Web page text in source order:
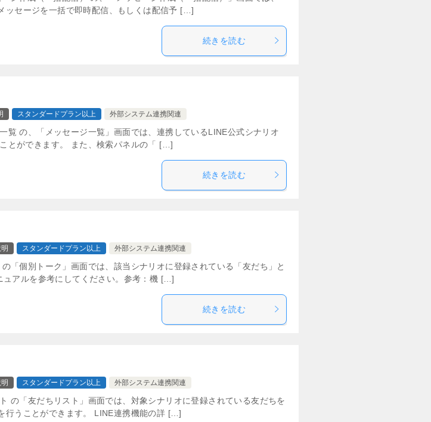
ッセージを一括で即時配信、もしくは配信予 […]
続きを読む
スタンダードプラン以上 外部システム連携関連
の、「メッセージ一覧」画面では、連携しているLINE公式シナリオ
とができます。 また、検索パネルの「 […]
続きを読む
スタンダードプラン以上 外部システム連携関連
個別トーク」画面では、該当シナリオに登録されている「友だち」と
アルを参考にしてください。参考：機 […]
続きを読む
スタンダードプラン以上 外部システム連携関連
「友だちリスト」画面では、対象シナリオに登録されている友だちを
行うことができます。 LINE連携機能の詳 […]